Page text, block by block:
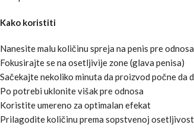
Kako koristiti
Nanesite malu količinu spreja na penis pre odnosa
Fokusirajte se na osetljivije zone (glava penisa)
Sačekajte nekoliko minuta da proizvod počne da
Po potrebi uklonite višak pre odnosa
Koristite umereno za optimalan efekat
Prilagodite količinu prema sopstvenoj